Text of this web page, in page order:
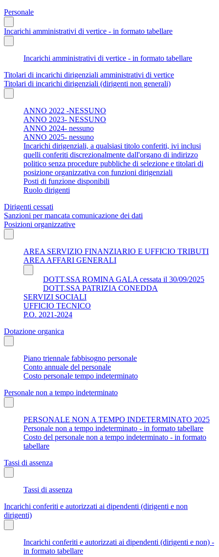
Personale
Incarichi amministrativi di vertice - in formato tabellare
Incarichi amministrativi di vertice - in formato tabellare
Titolari di incarichi dirigenziali amministrativi di vertice
Titolari di incarichi dirigenziali (dirigenti non generali)
ANNO 2022 -NESSUNO
ANNO 2023- NESSUNO
ANNO 2024- nessuno
ANNO 2025- nessuno
Incarichi dirigenziali, a qualsiasi titolo conferiti, ivi inclusi
quelli conferiti discrezionalmente dall'organo di indirizzo
politico senza procedure pubbliche di selezione e titolari di
posizione organizzativa con funzioni dirigenziali
Posti di funzione disponibili
Ruolo dirigenti
Dirigenti cessati
Sanzioni per mancata comunicazione dei dati
Posizioni organizzative
AREA SERVIZIO FINANZIARIO E UFFICIO TRIBUTI
AREA AFFARI GENERALI
DOTT.SSA ROMINA GALA cessata il 30/09/2025
DOTT.SSA PATRIZIA CONEDDA
SERVIZI SOCIALI
UFFICIO TECNICO
P.O. 2021-2024
Dotazione organica
Piano triennale fabbisogno personale
Conto annuale del personale
Costo personale tempo indeterminato
Personale non a tempo indeterminato
PERSONALE NON A TEMPO INDETERMINATO 2025
Personale non a tempo indeterminato - in formato tabellare
Costo del personale non a tempo indeterminato - in formato
tabellare
Tassi di assenza
Tassi di assenza
Incarichi conferiti e autorizzati ai dipendenti (dirigenti e non
dirigenti)
Incarichi conferiti e autorizzati ai dipendenti (dirigenti e non) -
in formato tabellare